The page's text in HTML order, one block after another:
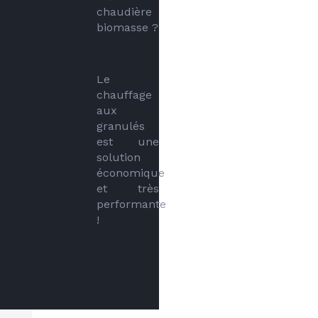
chaudière
biomasse ?
Le
chauffage
aux
granulés
est une
solution
économique
et très
performante
!